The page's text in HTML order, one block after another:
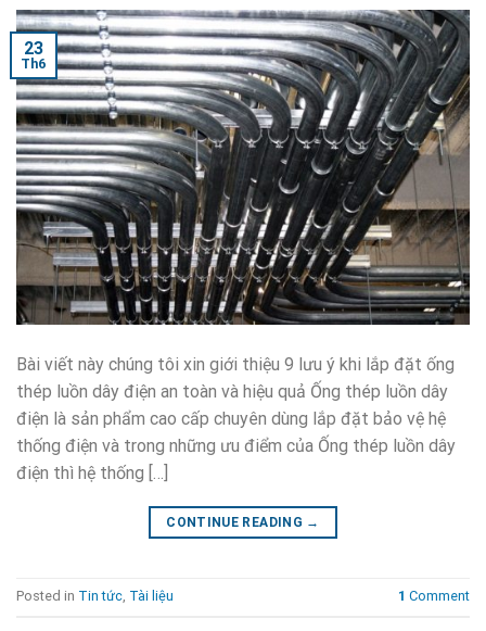
23
Th6
Bài viết này chúng tôi xin giới thiệu 9 lưu ý khi lắp đặt ống
thép luồn dây điện an toàn và hiệu quả Ống thép luồn dây
điện là sản phẩm cao cấp chuyên dùng lắp đặt bảo vệ hệ
thống điện và trong những ưu điểm của Ống thép luồn dây
điện thì hệ thống […]
CONTINUE READING →
Posted in Tin tức, Tài liệu 1 Comment